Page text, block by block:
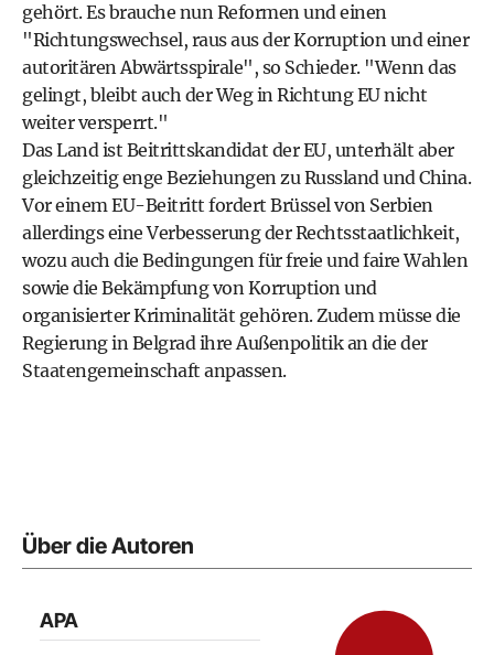
gehört. Es brauche nun Reformen und einen
"Richtungswechsel, raus aus der Korruption und einer
autoritären Abwärtsspirale", so Schieder. "Wenn das
gelingt, bleibt auch der Weg in Richtung EU nicht
weiter versperrt."
Das Land ist Beitrittskandidat der EU, unterhält aber
gleichzeitig enge Beziehungen zu Russland und China.
Vor einem EU-Beitritt fordert Brüssel von Serbien
allerdings eine Verbesserung der Rechtsstaatlichkeit,
wozu auch die Bedingungen für freie und faire Wahlen
sowie die Bekämpfung von Korruption und
organisierter Kriminalität gehören. Zudem müsse die
Regierung in Belgrad ihre Außenpolitik an die der
Staatengemeinschaft anpassen.
Über die Autoren
APA